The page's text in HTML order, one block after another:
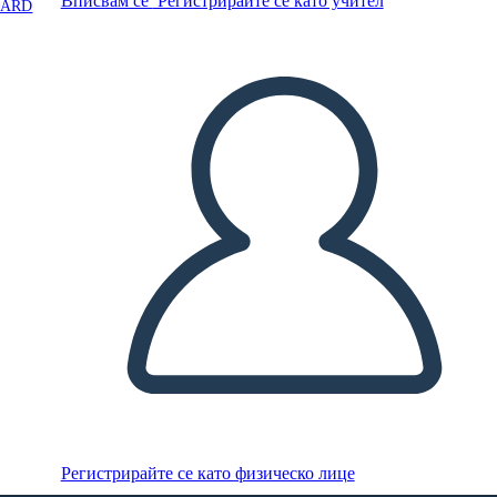
Регистрирайте се като физическо лице